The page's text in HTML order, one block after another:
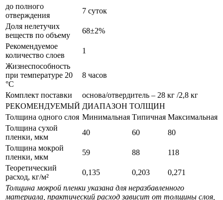
до полного
отверждения
7 суток
Доля нелетучих
веществ по объему
68±2%
Рекомендуемое
количество слоев
1
Жизнеспособность
при температуре 20
°С
8 часов
Комплект поставки
основа/отвердитель – 28 кг /2,8 кг
РЕКОМЕНДУЕМЫЙ ДИАПАЗОН ТОЛЩИН
Толщина одного слоя Минимальная Типичная Максимальная
Толщина сухой
пленки, мкм
40 60
80
Толщина мокрой
пленки, мкм
59 88
118
Теоретический
расход, кг/м²
0,135 0,203
0,271
Толщина мокрой пленки указана для неразбавленного
материала, практический расход зависит от толщины слоя,